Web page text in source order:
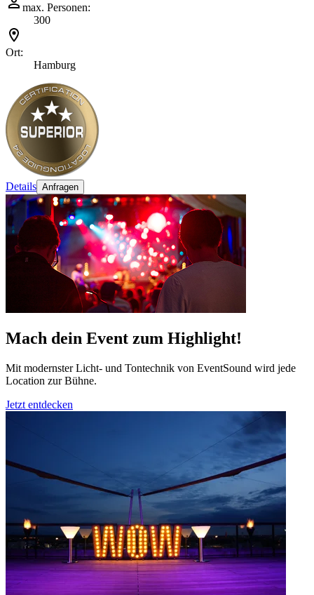
max. Personen:
300
Ort:
Hamburg
Details Anfragen
Mach dein Event zum Highlight!
Mit modernster Licht- und Tontechnik von EventSound wird jede
Location zur Bühne.
Jetzt entdecken